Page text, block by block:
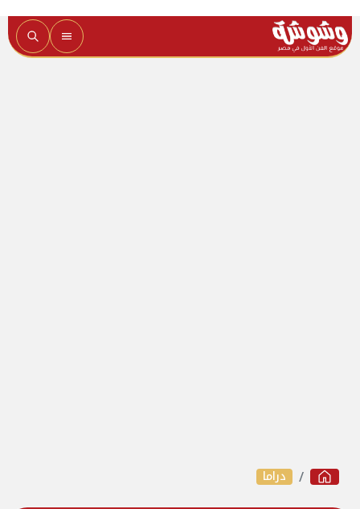
دراما